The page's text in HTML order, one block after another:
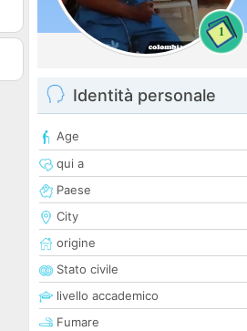
1
Identità personale
Age
qui a
Paese
City
origine
Stato civile
livello accademico
Fumare